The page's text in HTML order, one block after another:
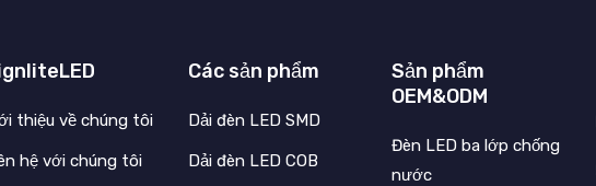
thiệu về chúng tôi
hệ với chúng tôi
Các sản phẩm
Dải đèn LED SMD
Dải đèn LED COB
Sản phẩm
OEM&ODM
Đèn LED ba lớp chống
nước